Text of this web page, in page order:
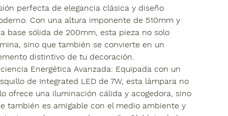
perfecta de elegancia clásica y diseño
Con una altura imponente de 510mm y
base sólida de 200mm, esta pieza no solo
sino que también se convierte en un
distintivo de tu decoración.
Energética Avanzada: Equipada con un
de Integrated LED de 7W, esta lámpara no
ofrece una iluminación cálida y acogedora, sino
también es amigable con el medio ambiente y